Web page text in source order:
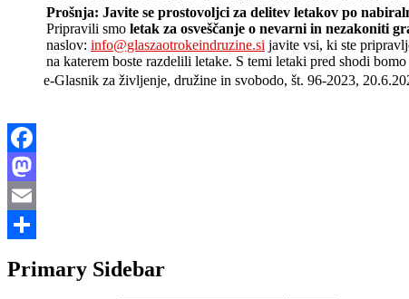
Prošnja: Javite se prostovoljci za delitev letakov po
Pripravili smo letak za osveščanje o nevarni in nezakoniti
naslov: info@glaszaotrokeindruzine.si javite vsi, ki ste
na katerem boste razdelili letake. S temi letaki pred shodi
e-Glasnik za življenje, družine in svobodo, št. 96-2023,
Facebook
Mastodon
Email
Primary Sidebar